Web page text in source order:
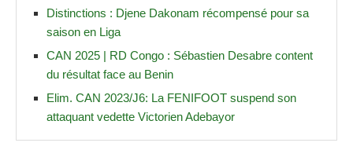
Distinctions : Djene Dakonam récompensé pour sa
saison en Liga
CAN 2025 | RD Congo : Sébastien Desabre content
du résultat face au Benin
Elim. CAN 2023/J6: La FENIFOOT suspend son
attaquant vedette Victorien Adebayor